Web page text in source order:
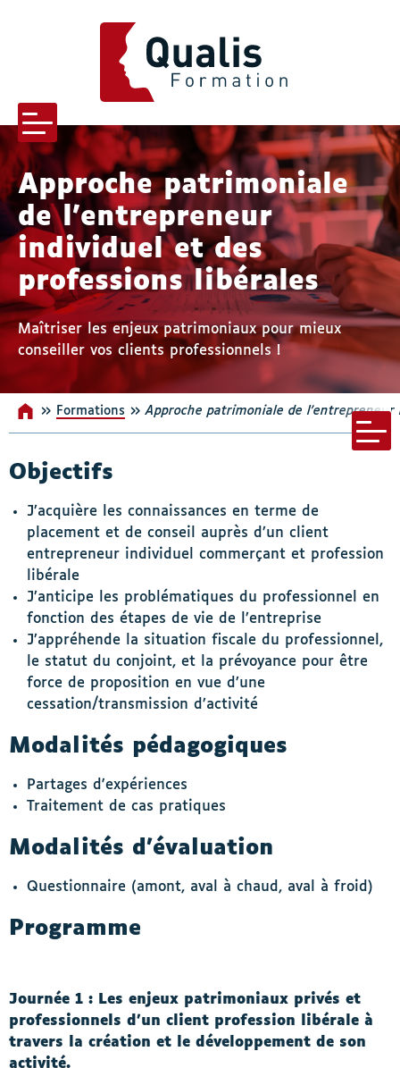
Menu
Qualis formation
Pourquoi nous choisir
Nos formations
Nos incontournables
Approche patrimoniale
de l’entrepreneur
individuel et des
professions libérales
Maîtriser les enjeux patrimoniaux pour mieux
conseiller vos clients professionnels !
Accueil
» Formations »Approche patrimoniale de
Menu
Objectifs
J’acquière les connaissances en terme de
placement et de conseil auprès d’un client
entrepreneur individuel commerçant et profession
libérale
J’anticipe les problématiques du professionnel en
fonction des étapes de vie de l’entreprise
J’appréhende la situation fiscale du professionnel,
le statut du conjoint, et la prévoyance pour être
force de proposition en vue d’une
cessation/transmission d’activité
Modalités pédagogiques
Partages d'expériences
Traitement de cas pratiques
Modalités d’évaluation
Questionnaire (amont, aval à chaud, aval à froid)
Programme
Journée 1 : Les enjeux patrimoniaux privés et
professionnels d’un client profession libérale à
travers la création et le développement de son
activité.